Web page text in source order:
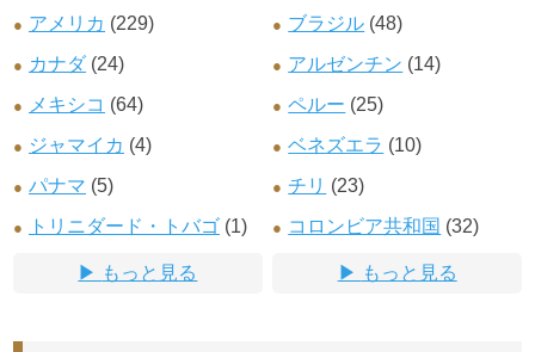
アメリカ (229)
カナダ(24)
メキシコ (64)
ジャマイカ (4)
パナマ (5)
トリニダード・トバゴ (1)
もっと見る
ブラジル (48)
アルゼンチン (14)
ペルー (25)
ベネズエラ (10)
チリ (23)
コロンビア共和国 (32)
もっと見る